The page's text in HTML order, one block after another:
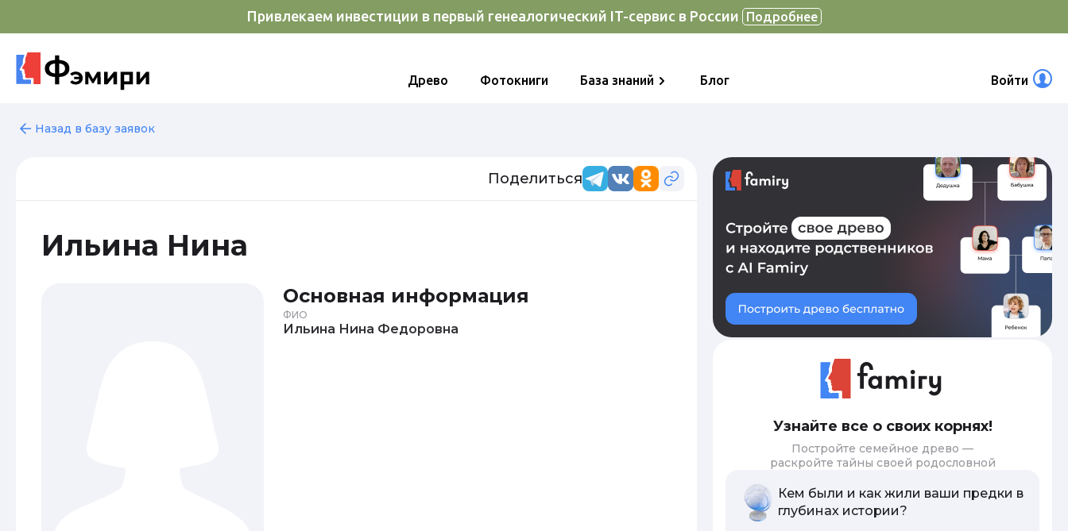
Привлекаем инвестиции в первый генеалогический IT-сервис в России Подробнее
Древо Фотокниги База знаний Блог Войти
Назад в базу заявок
Поделиться
Ильина Нина
Основная информация
ФИО
Ильина Нина Федоровна
Узнайте все о своих корнях!
Постройте семейное древо —
раскройте тайны своей родословной
Кем были и как жили ваши предки в
глубинах истории?